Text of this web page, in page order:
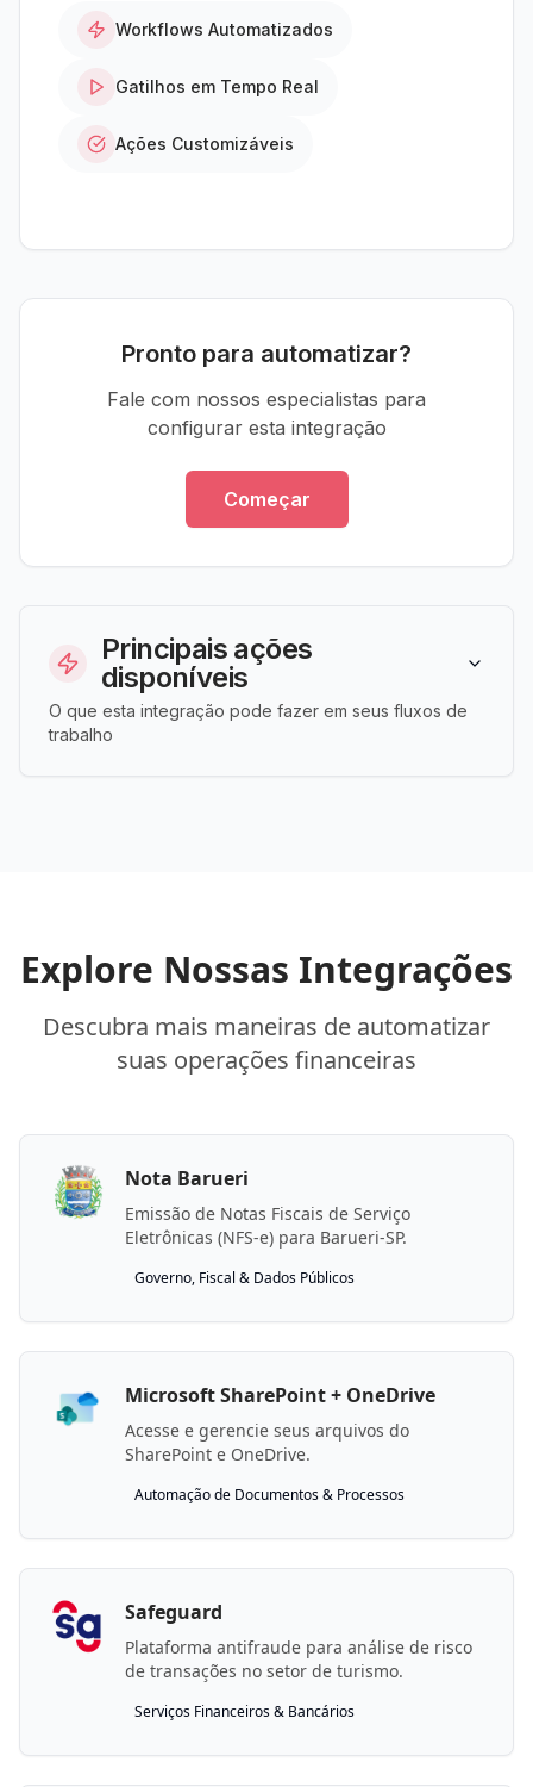
Workflows Automatizados
Gatilhos em Tempo Real
Ações Customizáveis
Pronto para automatizar?
Fale com nossos especialistas para
configurar esta integração
Começar
Principais ações
disponíveis
O que esta integração pode fazer em seus fluxos de
trabalho
Explore Nossas Integrações
Descubra mais maneiras de automatizar
suas operações financeiras
Nota Barueri
Emissão de Notas Fiscais de Serviço
Eletrônicas (NFS-e) para Barueri-SP.
Governo, Fiscal & Dados Públicos
Microsoft SharePoint + OneDrive
Acesse e gerencie seus arquivos do
SharePoint e OneDrive.
Automação de Documentos & Processos
Safeguard
Plataforma antifraude para análise de risco
de transações no setor de turismo.
Serviços Financeiros & Bancários